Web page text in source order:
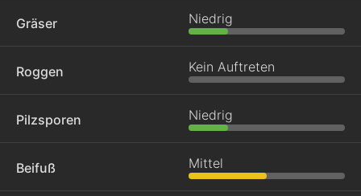
Gräser Niedrig
Roggen Kein Auftreten
Pilzsporen Niedrig
Beifuß Mittel